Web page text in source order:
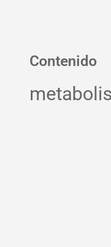
Contenido